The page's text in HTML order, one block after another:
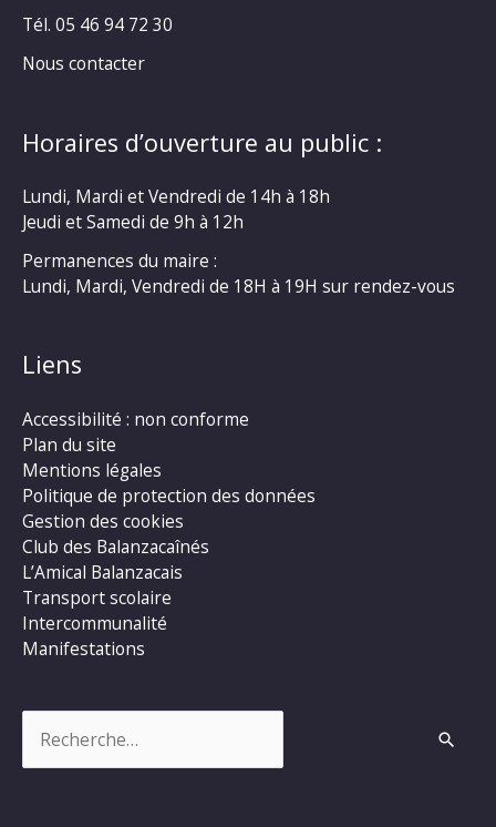
Tél. 05 46 94 72 30
Nous contacter
Horaires d’ouverture au public :
Lundi, Mardi et Vendredi de 14h à 18h
Jeudi et Samedi de 9h à 12h
Permanences du maire :
Lundi, Mardi, Vendredi de 18H à 19H sur rendez-vous
Liens
Accessibilité : non conforme
Plan du site
Mentions légales
Politique de protection des données
Gestion des cookies
Club des Balanzacaînés
L’Amical Balanzacais
Transport scolaire
Intercommunalité
Manifestations